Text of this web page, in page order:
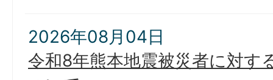
2026年08月04日
令和8年熊本地震被災者に対す